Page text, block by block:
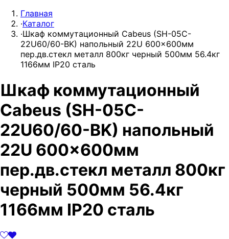
Главная
·Каталог
·Шкаф коммутационный Cabeus (SH-05C-
22U60/60-BK) напольный 22U 600x600мм
пер.дв.стекл металл 800кг черный 500мм 56.4кг
1166мм IP20 сталь
Шкаф коммутационный
Cabeus (SH-05C-
22U60/60-BK) напольный
22U 600x600мм
пер.дв.стекл металл 800кг
черный 500мм 56.4кг
1166мм IP20 сталь